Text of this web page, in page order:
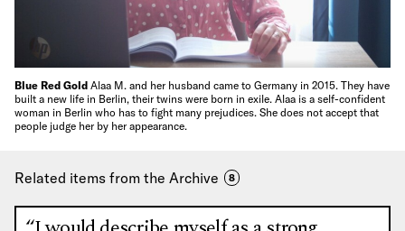
Blue Red Gold Alaa M. and her husband came to Germany in 2015. They have
built a new life in Berlin, their twins were born in exile. Alaa is a self-confident
woman in Berlin who has to fight many prejudices. She does not accept that
people judge her by her appearance.
Related items from the Archive 8